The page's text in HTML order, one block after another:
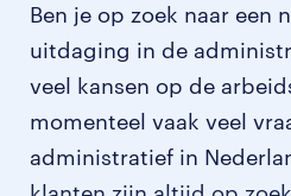
Ben je op zoek naar een
uitdaging in de
veel kansen op de
momenteel vaak veel
administratief in